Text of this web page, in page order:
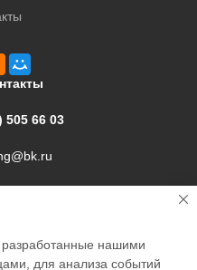
505 66 03
нашими
для анализа событий